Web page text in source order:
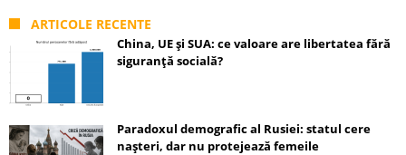
ARTICOLE RECENTE
China, UE și SUA: ce valoare are libertatea fără
siguranță socială?
Paradoxul demografic al Rusiei: statul cere
nașteri, dar nu protejează femeile